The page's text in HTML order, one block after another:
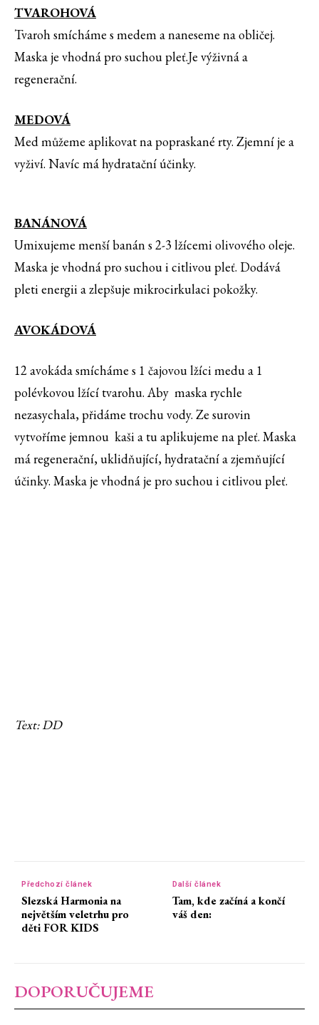
TVAROHOVÁ
Tvaroh smícháme s medem a naneseme na obličej.
Maska je vhodná pro suchou pleť.Je výživná a
regenerační.
MEDOVÁ
Med můžeme aplikovat na popraskané rty. Zjemní je a
vyživí. Navíc má hydratační účinky.
BANÁNOVÁ
Umixujeme menší banán s 2-3 lžícemi olivového oleje.
Maska je vhodná pro suchou i citlivou pleť. Dodává
pleti energii a zlepšuje mikrocirkulaci pokožky.
AVOKÁDOVÁ
12 avokáda smícháme s 1 čajovou lžíci medu a 1
polévkovou lžící tvarohu. Aby maska rychle
nezasychala, přidáme trochu vody. Ze surovin
vytvoříme jemnou kaši a tu aplikujeme na pleť. Maska
má regenerační, uklidňující, hydratační a zjemňující
účinky. Maska je vhodná je pro suchou i citlivou pleť.
Text: DD
Předchozí článek
Slezská Harmonia na
největším veletrhu pro
děti FOR KIDS
Další článek
Tam, kde začíná a končí
váš den:
DOPORUČUJEME